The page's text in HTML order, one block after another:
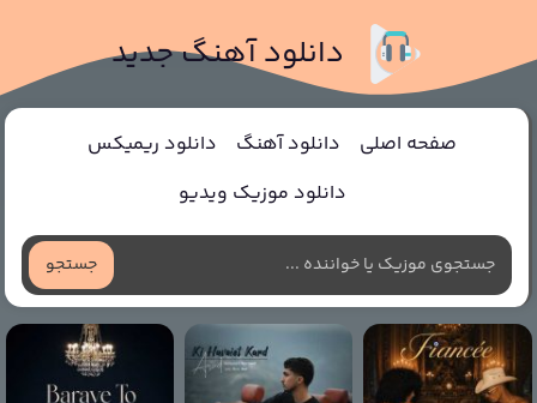
دانلود آهنگ جدید
صفحه اصلی دانلود آهنگ
دانلود ریمیکس
دانلود موزیک ویدیو
جستجو